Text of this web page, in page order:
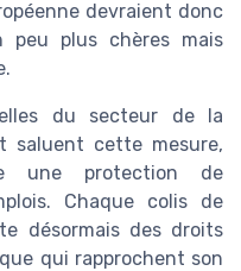
devraient donc
peu plus chères mais
du secteur de la
saluent cette mesure,
une protection de
Chaque colis de
désormais des droits
qui rapprochent son